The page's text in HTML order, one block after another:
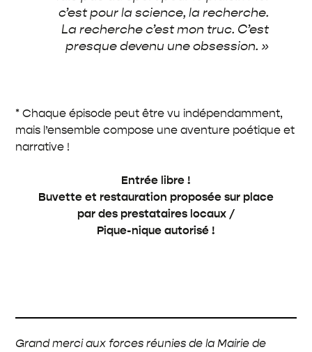
c’est pour la science, la recherche.
La recherche c’est mon truc. C’est
presque devenu une obsession. »
* Chaque épisode peut être vu indépendamment,
mais l’ensemble compose une aventure poétique et
narrative !
Entrée libre !
Buvette et restauration proposée sur place
par des prestataires locaux /
Pique-nique autorisé !
Grand merci aux forces réunies de la Mairie de